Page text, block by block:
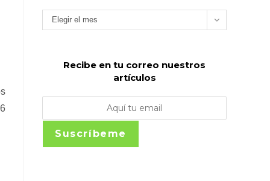
Archivos
Elegir el mes
Recibe en tu correo nuestros
artículos
Suscríbeme